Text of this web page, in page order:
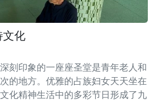
文化
刻印象的一座座圣堂是青年老人和
的地方。优雅的占族妇女天天坐在
化精神生活中的多彩节日形成了九